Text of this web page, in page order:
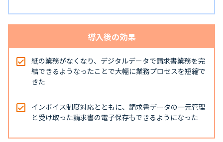
導入後の効果
紙の業務がなくなり、デジタルデータで請求書業務を完
結できるようなったことで大幅に業務プロセスを短縮で
きた
インボイス制度対応とともに、請求書データの一元管理
と受け取った請求書の電子保存もできるようになった